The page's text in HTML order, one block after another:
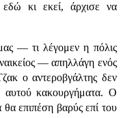
εδώ κι εκεί, άρχισε να
— τι λέγομεν η πόλις
— απηλλάγη ενός
ο αντεροβγάλτης δεν
αυτού κακουργήματα. Ο
θα επιπέση βαρύς επί του